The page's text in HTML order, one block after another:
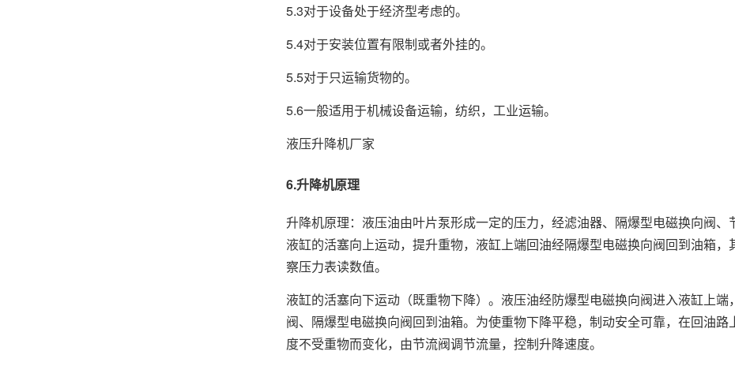
5.3对于设备处于经济型考虑的。
5.4对于安装位置有限制或者外挂的。
5.5对于只运输货物的。
5.6一般适用于机械设备运输，纺织，工业运输。
液压升降机厂家
6.升降机原理
升降机原理：液压油由叶片泵形成一定的压力，经滤油器、隔爆型电磁换向阀
液缸的活塞向上运动，提升重物，液缸上端回油经隔爆型电磁换向阀回到油箱
察压力表读数值。
液缸的活塞向下运动（既重物下降）。液压油经防爆型电磁换向阀进入液缸上
阀、隔爆型电磁换向阀回到油箱。为使重物下降平稳，制动安全可靠，在回油
度不受重物而变化，由节流阀调节流量，控制升降速度。